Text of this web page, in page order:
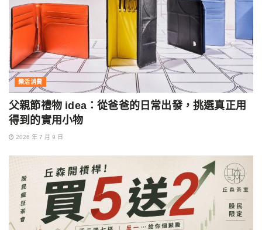
樂活消費
父親節禮物 idea：從爸爸的日常出發，挑選真正用
得到的實用小物
2026 年 7 月 9 日